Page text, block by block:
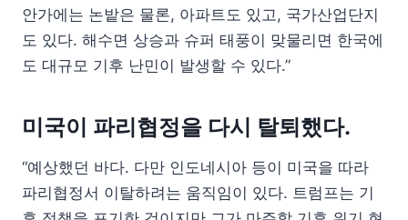
안가에는 논밭은 물론, 아파트도 있고, 국가산업단지
도 있다. 해수면 상승과 슈퍼 태풍이 맞물리면 한국에
도 대규모 기후 난민이 발생할 수 있다.”
미국이 파리협정을 다시 탈퇴했다.
“예상했던 바다. 다만 인도네시아 등이 미국을 따라
파리협정서 이탈하려는 움직임이 있다. 트럼프는 기